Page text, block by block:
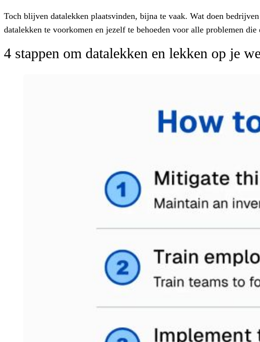
Toch blijven datalekken plaatsvinden, bijna te vaak. Wat doen
datalekken te voorkomen en jezelf te behoeden voor alle problemen die
4 stappen om datalekken en lekken op je